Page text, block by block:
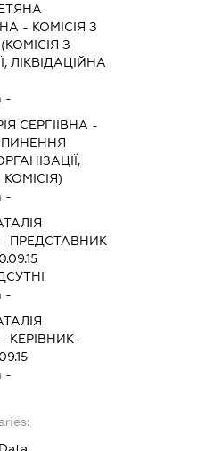
- КОМІСІЯ З
З
ЛІКВІДАЦІЙНА
-
СЕРГІЇВНА -
-
- ПРЕДСТАВНИК
-
- КЕРІВНИК -
-